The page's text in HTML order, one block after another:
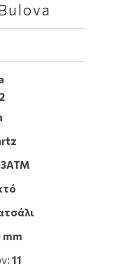
mm
11